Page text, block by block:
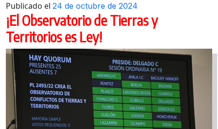
Publicado el 24 de octubre de 2024
¡El Observatorio de Tierras y
Territorios es Ley!